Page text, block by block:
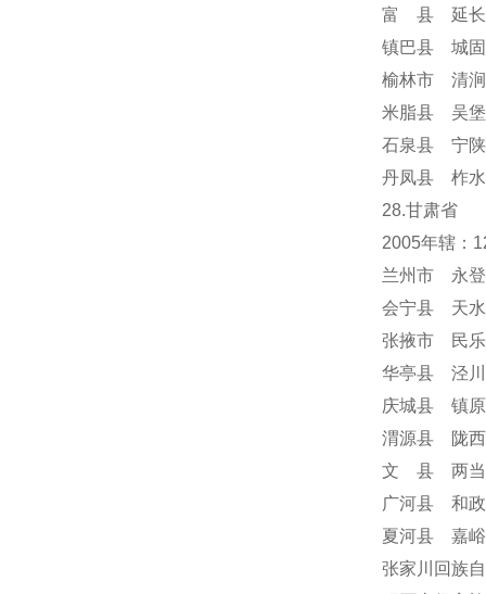
富 县 延长
镇巴县 城
榆林市 清
米脂县 吴
石泉县 宁
丹凤县 柞
28.甘肃省
2005年辖：
兰州市 永
会宁县 天
张掖市 民
华亭县 泾
庆城县 镇
渭源县 陇
文 县 两
广河县 和
夏河县 嘉
张家川回族